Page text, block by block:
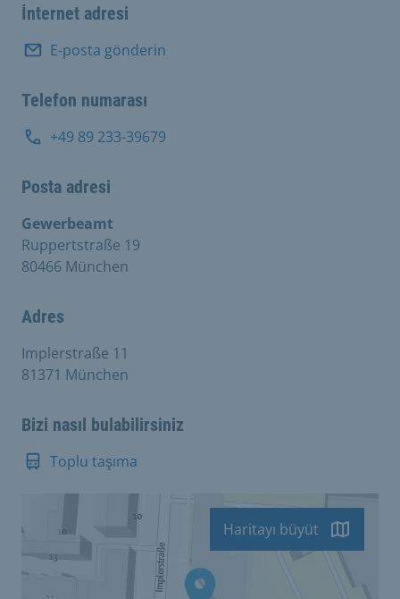
İnternet adresi
E-posta gönderin
Telefon numarası
+49 89 233-39679
Posta adresi
Gewerbeamt
Ruppertstraße 19
80466 München
Adres
Implerstraße 11
81371 München
Bizi nasıl bulabilirsiniz
Toplu taşıma
Haritayı büyüt